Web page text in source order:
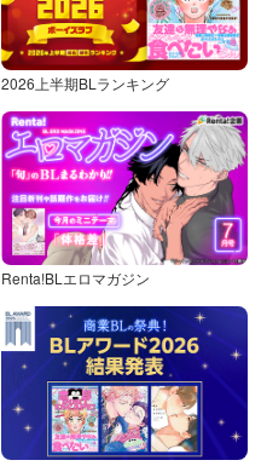
2026上半期BLランキング
Renta!BLエロマガジン